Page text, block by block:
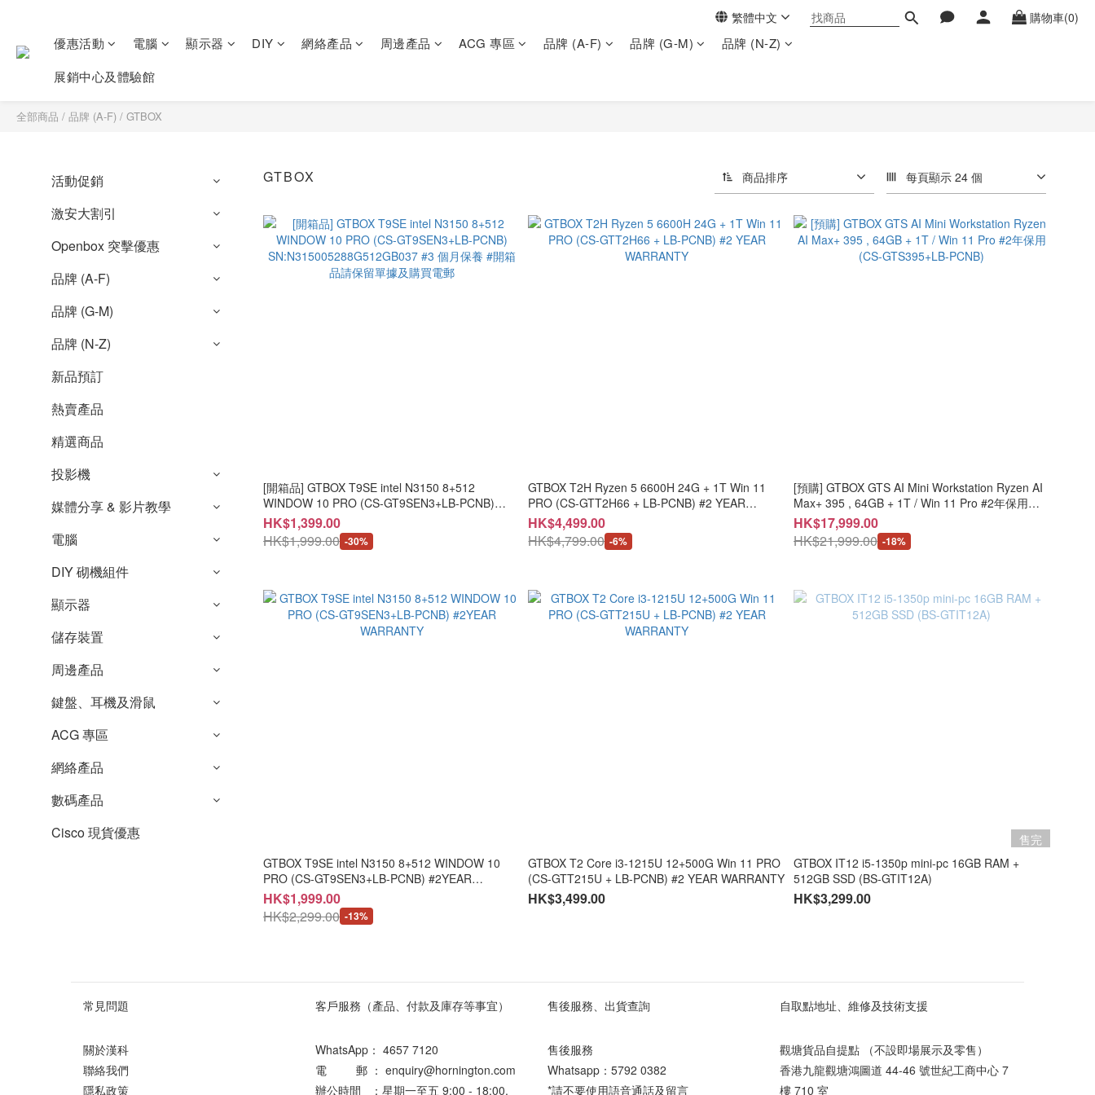
繁體中文 購物車(0)
優惠活動 電腦 顯示器 DIY 網絡產品 周邊產品 ACG 專區 品牌 (A-F) 品牌 (G-M)
品牌 (N-Z)
展銷中心及體驗館
全部商品 / 品牌 (A-F) / GTBOX
活動促銷
激安大割引
Openbox 突擊優惠
品牌 (A-F)
品牌 (G-M)
品牌 (N-Z)
新品預訂
熱賣產品
精選商品
投影機
媒體分享 & 影片教學
電腦
DIY 砌機組件
顯示器
儲存裝置
周邊產品
鍵盤、耳機及滑鼠
ACG 專區
網絡產品
數碼產品
Cisco 現貨優惠
GTBOX 商品排序 每頁顯示 24 個
[開箱品] GTBOX T9SE intel N3150 8+512
WINDOW 10 PRO (CS-GT9SEN3+LB-PCNB)
SN:N315005288G512GB037 #3 個月保養 #開箱
品請保留單據及購買電郵
HK$1,399.00
HK$1,999.00 -30%
GTBOX T2H Ryzen 5 6600H 24G + 1T Win 11
PRO (CS-GTT2H66 + LB-PCNB) #2 YEAR
WARRANTY
HK$4,499.00
HK$4,799.00 -6%
[預購] GTBOX GTS AI Mini Workstation Ryzen AI
Max+ 395 , 64GB + 1T / Win 11 Pro #2年保用
(CS-GTS395+LB-PCNB)
HK$17,999.00
HK$21,999.00 -18%
GTBOX T9SE intel N3150 8+512 WINDOW 10
PRO (CS-GT9SEN3+LB-PCNB) #2YEAR
WARRANTY
HK$1,999.00
HK$2,299.00 -13%
GTBOX T2 Core i3-1215U 12+500G Win 11 PRO
(CS-GTT215U + LB-PCNB) #2 YEAR WARRANTY
HK$3,499.00
售完
GTBOX IT12 i5-1350p mini-pc 16GB RAM +
512GB SSD (BS-GTIT12A)
HK$3,299.00
常見問題
關於漢科
聯絡我們
隱私政策
客戶服務（產品、付款及庫存等事宜）
WhatsApp： 4657 7120
電 郵 ： enquiry@hornington.com
辦公時間 ：星期一至五 9:00 - 18:00,
售後服務、出貨查詢
售後服務
Whatsapp： 5792 0382
*請不要使用語音通話及留言
自取點地址、維修及技術支援
觀塘貨品自提點 （不設即場展示及零售）
香港九龍觀塘鴻圖道 44-46 號世紀工商中心 7
樓 710 室